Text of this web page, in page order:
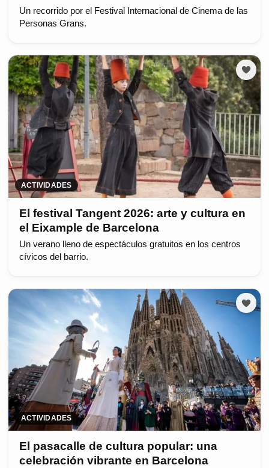
Un recorrido por el Festival Internacional de Cinema de las
Personas Grans.
ACTIVIDADES
El festival Tangent 2026: arte y cultura en
el Eixample de Barcelona
Un verano lleno de espectáculos gratuitos en los centros
cívicos del barrio.
ACTIVIDADES
El pasacalle de cultura popular: una
celebración vibrante en Barcelona